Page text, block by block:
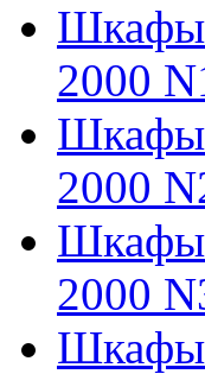
2000
2000
2000